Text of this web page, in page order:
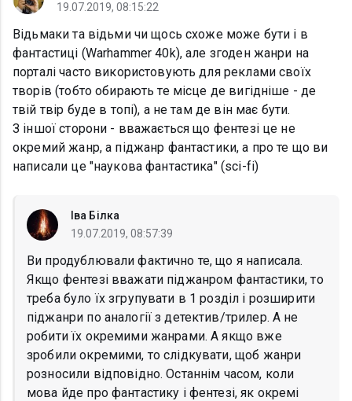
19.07.2019, 08:15:22
Відьмаки та відьми чи щось схоже може бути і в
фантастиці (Warhammer 40k), але згоден жанри на
порталі часто використовують для реклами своїх
творів (тобто обирають те місце де вигідніше - де
твій твір буде в топі), а не там де він має бути.
З іншої сторони - вважається що фентезі це не
окремий жанр, а піджанр фантастики, а про те що ви
написали це "наукова фантастика" (sci-fi)
Іва Білка
19.07.2019, 08:57:39
Ви продублювали фактично те, що я написала.
Якщо фентезі вважати піджанром фантастики, то
треба було їх згрупувати в 1 розділ і розширити
піджанри по аналогії з детектив/трилер. А не
робити їх окремими жанрами. А якщо вже
зробили окремими, то слідкувати, щоб жанри
розносили відповідно. Останнім часом, коли
мова йде про фантастику і фентезі, як окремі